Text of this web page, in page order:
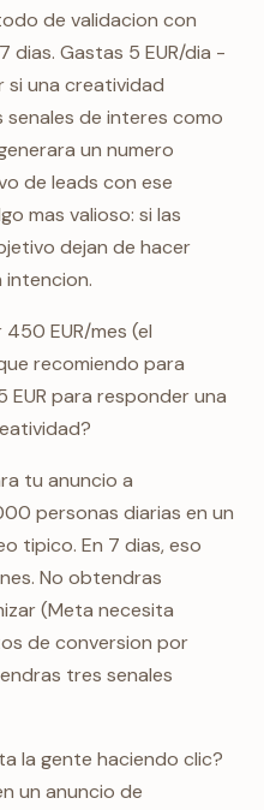
de validacion con
Gastas 5 EUR/dia -
si una creatividad
de interes como
un numero
de leads con ese
mas valioso: si las
dejan de hacer
intencion.
EUR/mes (el
recomiendo para
para responder una
tu anuncio a
personas diarias en un
tipico. En 7 dias, eso
No obtendras
(Meta necesita
de conversion por
tres senales
la gente haciendo clic?
un anuncio de